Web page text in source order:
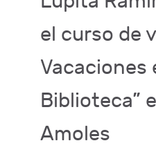
el curso de
Vacaciones
Biblioteca”
Amoles